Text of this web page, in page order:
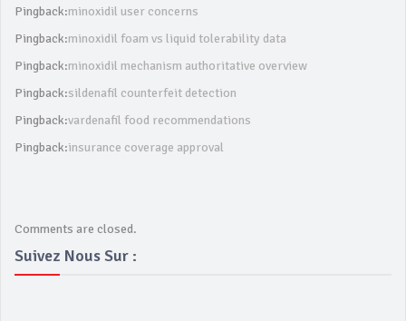
Pingback:minoxidil user concerns
Pingback:minoxidil foam vs liquid tolerability data
Pingback:minoxidil mechanism authoritative overview
Pingback:sildenafil counterfeit detection
Pingback:vardenafil food recommendations
Pingback:insurance coverage approval
Comments are closed.
Suivez Nous Sur :